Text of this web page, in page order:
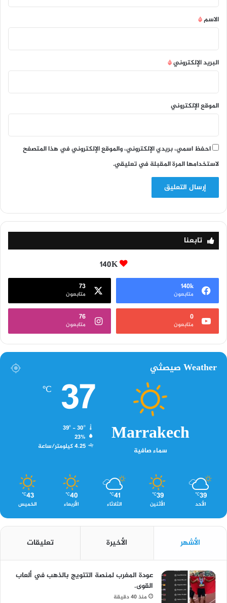
*
الاسم*
البريد الإلكتروني*
الموقع الإلكتروني
احفظ اسمي، بريدي الإلكتروني، والموقع الإلكتروني في هذا المتصفح
لاستخدامها المرة المقبلة في تعليقي.
تابعنا
140K
140k
متابعون
73
متابعون
0
متابعون
76
متابعون
Weather صيصثي
Marrakech
سماء صافية
37
℃
39º - 30º
23%
4.25 كيلومتر/ساعة
39
℃
الأحد
39
℃
الأثنين
41
℃
الثلاثاء
40
℃
الأربعاء
43
℃
الخميس
الأشهر الأخيرة تعليقات
عودة المغرب لمنصة التتويج بالذهب في ألعاب
القوى.
منذ 40 دقيقة